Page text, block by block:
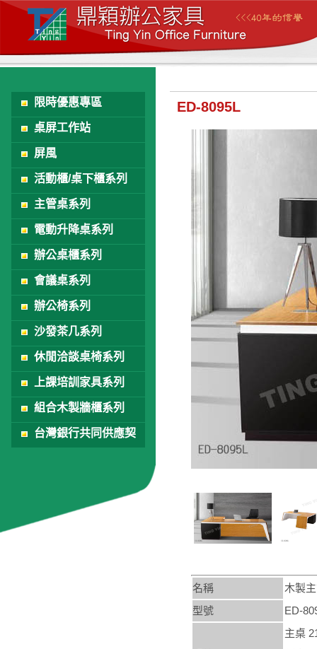
限時優惠專區
桌屏工作站
屏風
活動櫃/桌下櫃系列
主管桌系列
電動升降桌系列
辦公桌櫃系列
會議桌系列
辦公椅系列
沙發茶几系列
休閒洽談桌椅系列
上課培訓家具系列
組合木製牆櫃系列
台灣銀行共同供應契
ED-8095L
名稱
木製
型號
ED-
主桌